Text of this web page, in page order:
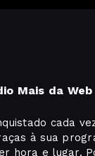
Mais da Web
cada
à sua
hora e lugar.